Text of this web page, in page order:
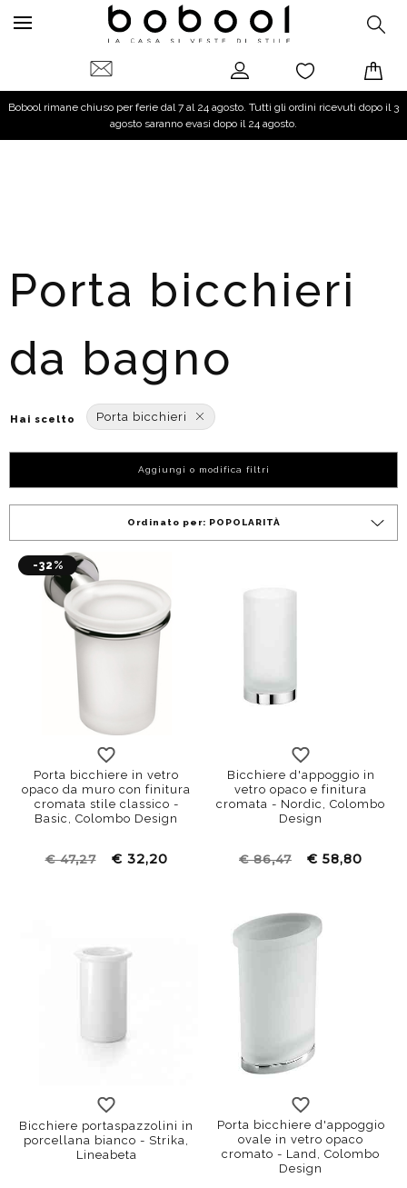
Bobool rimane chiuso per ferie dal 7 al 24 agosto. Tutti gli ordini ricevuti dopo il 3
agosto saranno evasi dopo il 24 agosto.
Porta bicchieri
da bagno
Hai scelto Porta bicchieri
Aggiungi o modifica filtri
Ordinato per: POPOLARITÀ
-32%
Porta bicchiere in vetro
opaco da muro con finitura
cromata stile classico -
Basic, Colombo Design
€ 47,27 € 32,20
Bicchiere d'appoggio in
vetro opaco e finitura
cromata - Nordic, Colombo
Design
€ 86,47 € 58,80
Bicchiere portaspazzolini in
porcellana bianco - Strika,
Lineabeta
Porta bicchiere d'appoggio
ovale in vetro opaco
cromato - Land, Colombo
Design